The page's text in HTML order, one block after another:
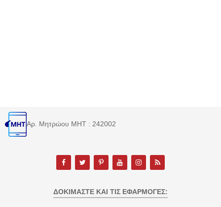
Αρ. Μητρώου MHT : 242002
ΔΟΚΙΜΆΣΤΕ ΚΑΙ ΤΙΣ ΕΦΑΡΜΟΓΈΣ: